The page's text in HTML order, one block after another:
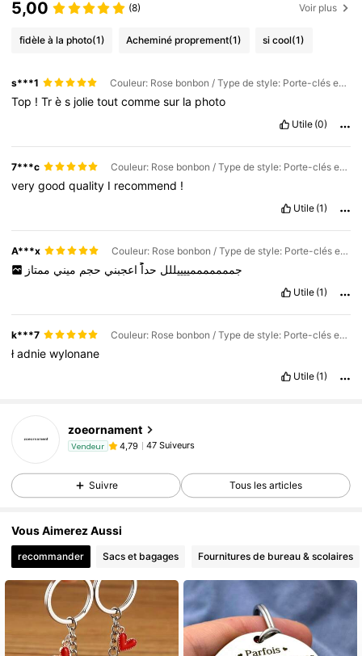
5,00 (8) Voir plus
fidèle à la photo(1) Acheminé proprement(1) si cool(1)
s***1 Couleur: Rose bonbon / Type de style: Porte-clés en forme de cœur et de diamant avec boucle pour chien
Top !Très jolietoutcommesur la photo
Utile (0)
7***c Couleur: Rose bonbon / Type de style: Porte-clés en forme de cœur et de diamant avec boucle pour chien
verygoodquality I recommend !
Utile (1)
A***x Couleur: Rose bonbon / Type de style: Porte-clés en forme de cœur et de diamant avec boucle pour chien
جمممممممييييللل حداًًً اعجبني حجم ميني ممتاز
Utile (1)
k***7 Couleur: Rose bonbon / Type de style: Porte-clés en forme de cœur et de diamant avec boucle pour chien
ładniewylonane
Utile (1)
zoeornament
Vendeur 4,79 47 Suiveurs
Suivre Tous les articles
Vous Aimerez Aussi
recommander Sacs et bagages Fournitures de bureau & scolaires